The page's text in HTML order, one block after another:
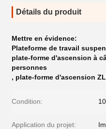
Détails du produit
Mettre en évidence:
Plateforme de travail
plate-forme d'ascension à
personnes
, plate-forme d'ascension
Condition:
Application du projet: